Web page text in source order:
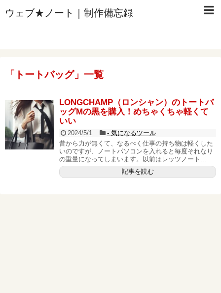
ウェブ★ノート｜制作備忘録
「 トートバッグ」 一覧
LONGCHAMP（ロンシャン）のトートバ
ッグMの黒を購入！めちゃくちゃ軽くて
いい
2024/5/1
- 気になるツール
昔から力が無くて、なるべく仕事の持ち物は軽くした
いのですが、ノートパソコンを入れると毎度それなり
の重量になってしまいます。以前はレッツノート...
記事を読む